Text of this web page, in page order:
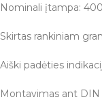
Nominali įtampa:
Skirtas rankiniam
Aiški padėties
Montavimas ant